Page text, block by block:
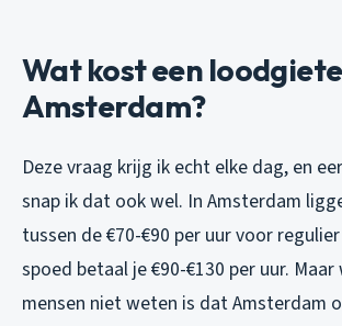
Wat kost een
Amsterdam?
Deze vraag krijg ik echt elke dag, en
snap ik dat ook wel. In Amsterdam
tussen de €70-€90 per uur voor
spoed betaal je €90-€130 per uur.
mensen niet weten is dat Amsterdam